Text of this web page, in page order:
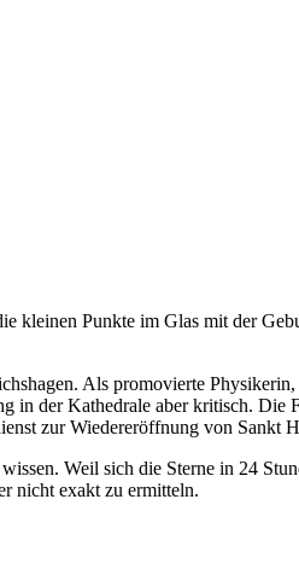
kleinen Punkte im Glas mit der
Als promovierte
in der Kathedrale aber kritisch. Die
zur Wiedereröffnung von Sankt
Weil sich die Sterne in 24
nicht exakt zu ermitteln.